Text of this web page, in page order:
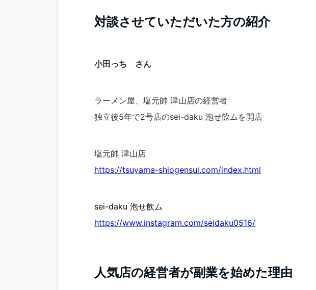
対談させていただいた方の紹介
小田っち さん
ラーメン屋、塩元帥 津山店の経営者
独立後5年で2号店のsei-daku 泡せ飲ムを開店
塩元帥 津山店
https://tsuyama-shiogensui.com/index.html
sei-daku 泡せ飲ム
https://www.instagram.com/seidaku0516/
人気店の経営者が副業を始めた理由